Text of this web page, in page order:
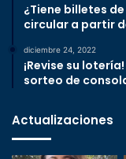
¿Tiene billetes
circular a partir
diciembre 24, 2022
¡Revise su
sorteo de
Actualizaciones